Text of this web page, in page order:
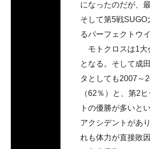
になったのだが、
そして第5戦
るパーフェクトウ
モトクロスは1大
となる。そして成
タとしても2007～
（62％）と、第2
トの優勝が多いと
アクシデントがあ
れも体力が直接敗